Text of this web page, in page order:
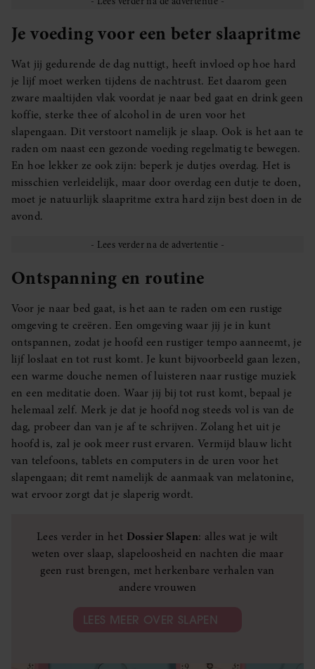
Je voeding voor een beter slaapritme
Wat jij gedurende de dag nuttigt, heeft invloed op hoe hard
je lijf moet werken tijdens de nachtrust. Eet daarom geen
zware maaltijden vlak voordat je naar bed gaat en drink geen
koffie, sterke thee of alcohol in de uren voor het
slapengaan. Dit verstoort namelijk je slaap. Ook is het aan te
raden om naast een gezonde voeding regelmatig te bewegen.
En hoe lekker ze ook zijn: beperk je dutjes overdag. Het is
misschien verleidelijk, maar door overdag een dutje te doen,
moet je natuurlijk slaapritme extra hard zijn best doen in de
avond.
Ontspanning en routine
Voor je naar bed gaat, is het aan te raden om een rustige
omgeving te creëren. Een omgeving waar jij je in kunt
ontspannen, zodat je hoofd een rustiger tempo aanneemt, je
lijf loslaat en tot rust komt. Je kunt bijvoorbeeld gaan lezen,
een warme douche nemen of luisteren naar rustige muziek
en een meditatie doen. Waar jij bij tot rust komt, bepaal je
helemaal zelf. Merk je dat je hoofd nog steeds vol is van de
dag, probeer dan van je af te schrijven. Zolang het uit je
hoofd is, zal je ook meer rust ervaren. Vermijd blauw licht
van telefoons, tablets en computers in de uren voor het
slapengaan; dit remt namelijk de aanmaak van melatonine,
wat ervoor zorgt dat je slaperig wordt.
Lees verder in het Dossier Slapen: alles wat je wilt
weten over slaap, slapeloosheid en nachten die maar
geen rust brengen, met herkenbare verhalen van
andere vrouwen
LEES MEER OVER SLAPEN